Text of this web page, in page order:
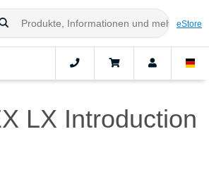
eStore
LX Introduction